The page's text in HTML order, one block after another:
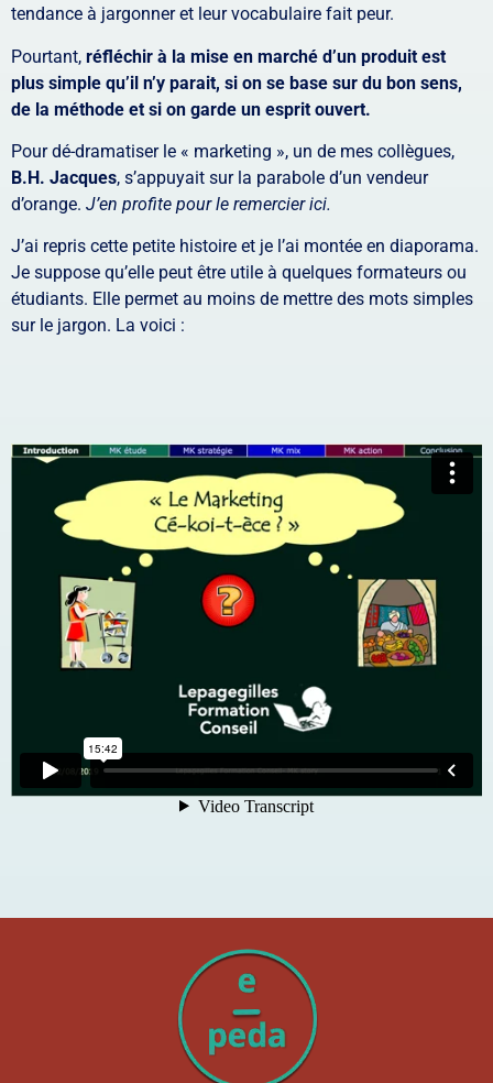
tendance à jargonner et leur vocabulaire fait peur.
Pourtant, réfléchir à la mise en marché d’un produit est
plus simple qu’il n’y parait, si on se base sur du bon sens,
de la méthode et si on garde un esprit ouvert.
Pour dé-dramatiser le « marketing », un de mes collègues,
B.H. Jacques, s’appuyait sur la parabole d’un vendeur
d’orange. J’en profite pour le remercier ici.
J’ai repris cette petite histoire et je l’ai montée en diaporama.
Je suppose qu’elle peut être utile à quelques formateurs ou
étudiants. Elle permet au moins de mettre des mots simples
sur le jargon. La voici :